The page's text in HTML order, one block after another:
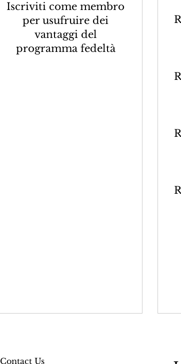
Iscriviti come membro
per usufruire dei
vantaggi del
programma fedeltà
Contact Us